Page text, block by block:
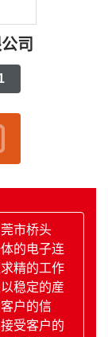
司
市桥头
的电子连
精的工作
稳定的産
户的信
受客户的